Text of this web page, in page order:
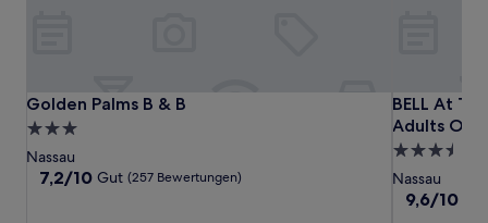
Golden Palms B & B
Golden Palms B & B
3.0-
Sterne-
Unterkunft
Nassau
7.2
7,2/10 Gut (257 Bewertungen)
BELL At
Adults
BELL At
3.5-
Sterne-
Unterkunft
Nassau
9.6
9,6/10